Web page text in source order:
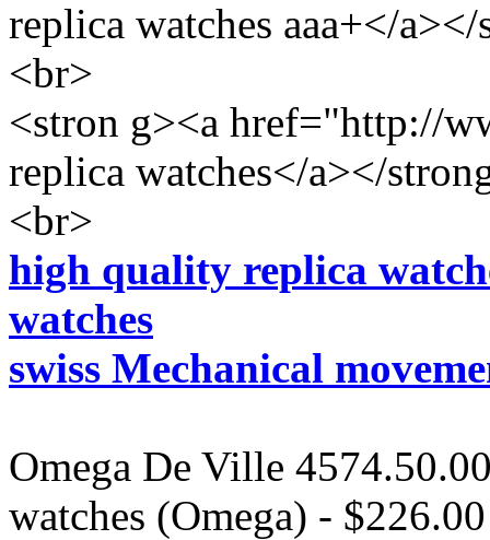
replica watches aaa+</
<br>
<stron g><a href="http://
replica watches</a></
<br>
high quality replica
watches
swiss Mechanical
Omega De Ville
watches (Omega) -